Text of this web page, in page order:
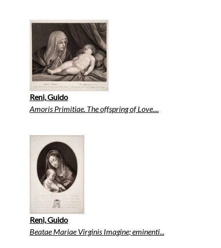
Reni, Guido
Amoris Primitiae. The offspring of Love....
Reni, Guido
Beatae Mariae Virginis Imagine; eminenti...